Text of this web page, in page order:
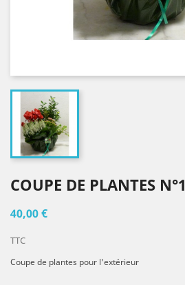
COUPE DE PLANTES N°1
40,00 €
TTC
Coupe de plantes pour l'extérieur